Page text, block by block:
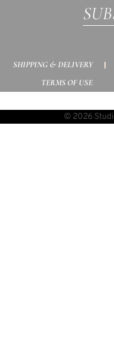
SHIPPING & DELIVERY
TERMS OF USE
© 2026